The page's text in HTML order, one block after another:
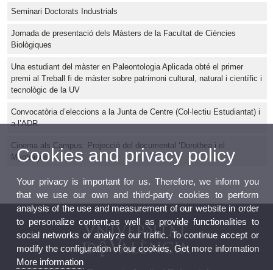
Seminari Doctorats Industrials
Jornada de presentació dels Màsters de la Facultat de Ciències
Biològiques
Una estudiant del màster en Paleontologia Aplicada obté el primer
premi al Treball fi de màster sobre patrimoni cultural, natural i científic i
tecnològic de la UV
Convocatòria d’eleccions a la Junta de Centre (Col·lectiu Estudiantat) i
a l’ADR.
Cinema als Campus: Projecció del documental ‘Dorothea i el
Myotragus’
Cookies and privacy policy
Your privacy is important for us. Therefore, we inform you
that we use our own and third-party cookies to perform
analysis of the use and measurement of our website in order
to personalize content,as well as provide functionalities to
social networks or analyze our traffic. To continue accept or
modify the configuration of our cookies. Get more information
More information